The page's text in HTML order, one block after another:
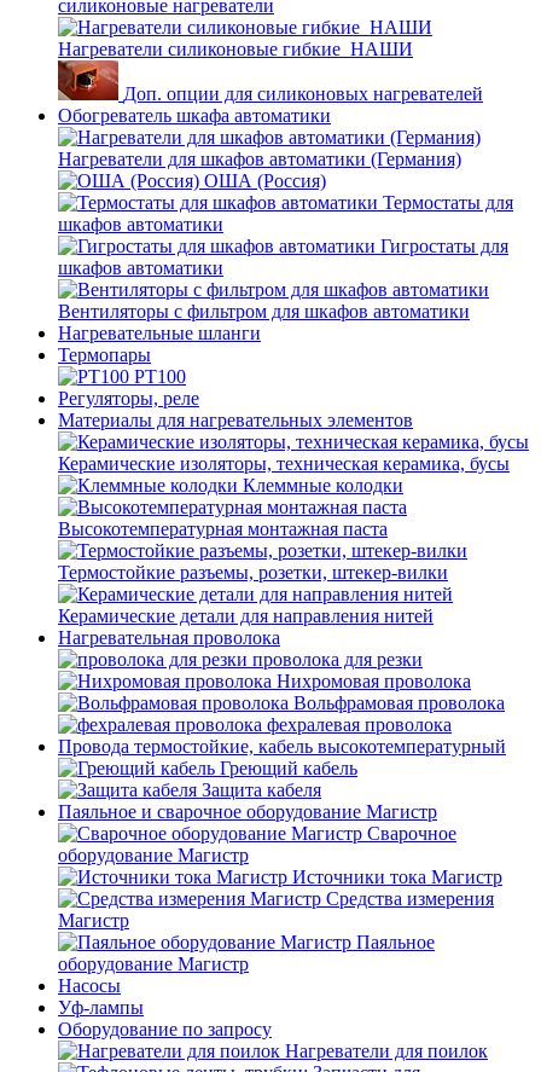
силиконовые нагреватели
Нагреватели силиконовые гибкие_НАШИ
Доп. опции для силиконовых нагревателей
Обогреватель шкафа автоматики
Нагреватели для шкафов автоматики (Германия)
ОША (Россия)
Термостаты для
шкафов автоматики
Гигростаты для
шкафов автоматики
Вентиляторы с фильтром для шкафов автоматики
Нагревательные шланги
Термопары
PT100
Регуляторы, реле
Материалы для нагревательных элементов
Керамические изоляторы, техническая керамика, бусы
Клеммные колодки
Высокотемпературная монтажная паста
Термостойкие разъемы, розетки, штекер-вилки
Керамические детали для направления нитей
Нагревательная проволока
проволока для резки
Нихромовая проволока
Вольфрамовая проволока
фехралевая проволока
Провода термостойкие, кабель высокотемпературный
Греющий кабель
Защита кабеля
Паяльное и сварочное оборудование Магистр
Сварочное
оборудование Магистр
Источники тока Магистр
Средства измерения
Магистр
Паяльное
оборудование Магистр
Насосы
Уф-лампы
Оборудование по запросу
Нагреватели для поилок